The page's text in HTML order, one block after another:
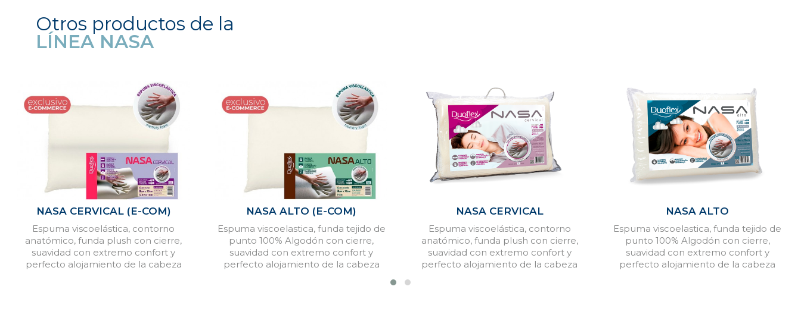
Otros productos de la
LÍNEA NASA
NASA CERVICAL (E-COM)
Espuma viscoelástica, contorno
anatómico, funda plush con cierre,
suavidad con extremo confort y
perfecto alojamiento de la cabeza
NASA ALTO (E-COM)
Espuma viscoelastica, funda tejido de
punto 100% Algodón con cierre,
suavidad con extremo confort y
perfecto alojamiento de la cabeza
NASA CERVICAL
Espuma viscoelástica, contorno
anatómico, funda plush con cierre,
suavidad con extremo confort y
perfecto alojamiento de la cabeza
NASA ALTO
Espuma viscoelastica, funda tejido de
punto 100% Algodón con cierre,
suavidad con extremo confort y
perfecto alojamiento de la cabeza